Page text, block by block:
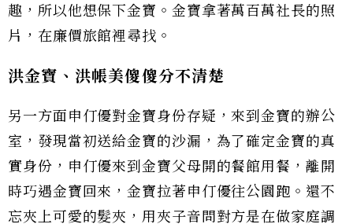
趣，所以他想保下金寶。金寶拿著萬百萬社長的照
片，在廉價旅館裡尋找。
洪金寶、洪帳美傻傻分不清楚
另一方面申仃優對金寶身份存疑，來到金寶的辦公
室，發現當初送給金寶的沙漏，為了確定金寶的真
實身份，申仃優來到金寶父母開的餐館用餐，離開
時巧遇金寶回來，金寶拉著申仃優往公園跑。還不
忘夾上可愛的髮夾，用夾子音問對方是在做家庭調